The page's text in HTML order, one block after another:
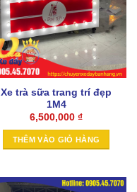
Xe trà sữa trang trí đẹp
1M4
6,500,000 ₫
THÊM VÀO GIỎ HÀNG